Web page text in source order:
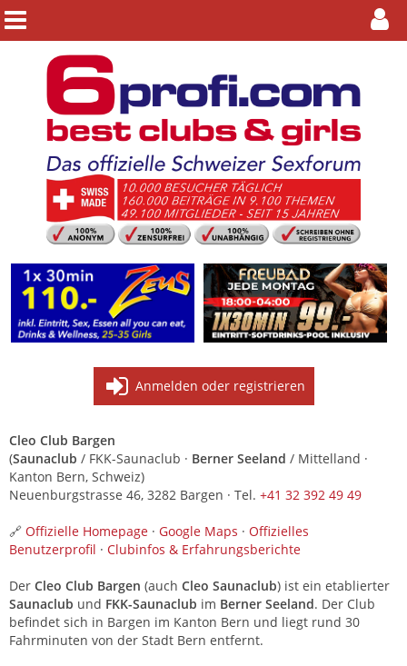
Anmelden oder registrieren
Cleo Club Bargen
(Saunaclub / FKK-Saunaclub · Berner Seeland / Mittelland ·
Kanton Bern, Schweiz)
Neuenburgstrasse 46, 3282 Bargen · Tel. +41 32 392 49 49
🔗 Offizielle Homepage · Google Maps · Offizielles
Benutzerprofil · Clubinfos & Erfahrungsberichte
Der Cleo Club Bargen (auch Cleo Saunaclub) ist ein etablierter
Saunaclub und FKK-Saunaclub im Berner Seeland. Der Club
befindet sich in Bargen im Kanton Bern und liegt rund 30
Fahrminuten von der Stadt Bern entfernt.